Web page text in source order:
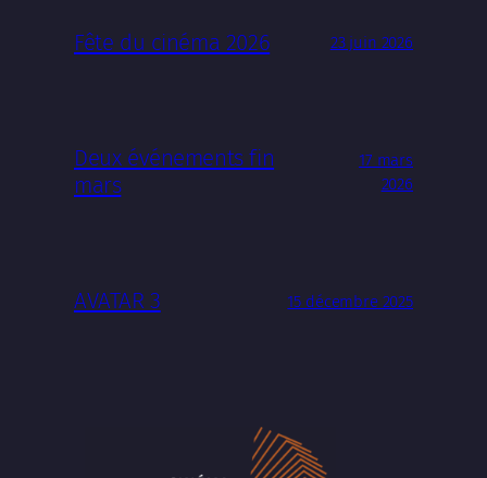
Fête du cinéma 2026 23 juin 2026
Deux événements fin
mars
17 mars
2026
AVATAR 3 15 décembre 2025